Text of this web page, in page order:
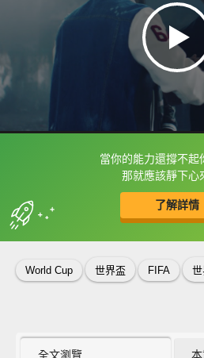
當你的能力還撐不起
那就應該靜下心
了解詳情
框選或點兩下字幕可以
收錄佳句
World Cup 世界盃 FIFA
全文瀏覽